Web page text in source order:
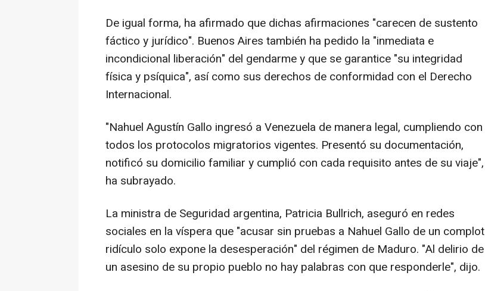
De igual forma, ha afirmado que dichas afirmaciones "carecen de sustento
fáctico y jurídico". Buenos Aires también ha pedido la "inmediata e
incondicional liberación" del gendarme y que se garantice "su integridad
física y psíquica", así como sus derechos de conformidad con el Derecho
Internacional.
"Nahuel Agustín Gallo ingresó a Venezuela de manera legal, cumpliendo con
todos los protocolos migratorios vigentes. Presentó su documentación,
notificó su domicilio familiar y cumplió con cada requisito antes de su viaje",
ha subrayado.
La ministra de Seguridad argentina, Patricia Bullrich, aseguró en redes
sociales en la víspera que "acusar sin pruebas a Nahuel Gallo de un complot
ridículo solo expone la desesperación" del régimen de Maduro. "Al delirio de
un asesino de su propio pueblo no hay palabras con que responderle", dijo.